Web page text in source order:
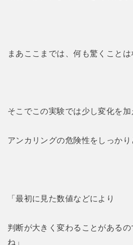
まあここまでは、何も驚くことは
そこでこの実験では少し変化を加
アンカリングの危険性をしっかり
「最初に見た数値などにより
判断が大きく変わることがある
ね」